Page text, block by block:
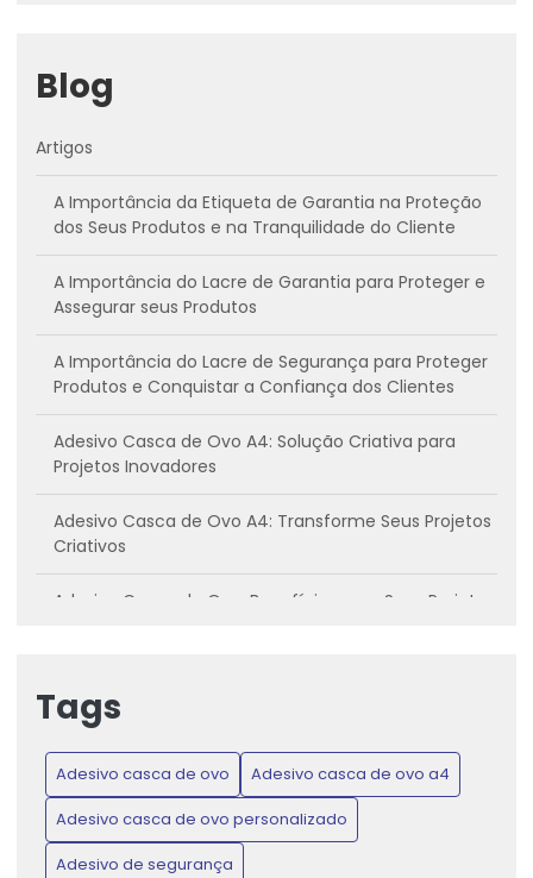
Blog
Artigos
A Importância da Etiqueta de Garantia na Proteção
dos Seus Produtos e na Tranquilidade do Cliente
A Importância do Lacre de Garantia para Proteger e
Assegurar seus Produtos
A Importância do Lacre de Segurança para Proteger
Produtos e Conquistar a Confiança dos Clientes
Adesivo Casca de Ovo A4: Solução Criativa para
Projetos Inovadores
Adesivo Casca de Ovo A4: Transforme Seus Projetos
Criativos
Adesivo Casca de Ovo: Benefícios para Seus Projetos
como utilizar
Adesivo Casca de Ovo: Inovação para Projetos
Criativos e Práticos
Adesivo Casca de Ovo: Proteja Produtos e Ganhe
Confiança do Consumidor
Tags
Adesivo casca de ovo
Adesivo casca de ovo a4
Adesivo casca de ovo personalizado
Adesivo de segurança